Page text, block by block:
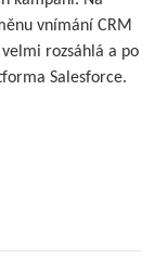
vnímání CRM
rozsáhlá a po
Salesforce.